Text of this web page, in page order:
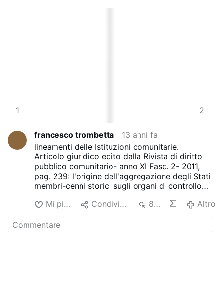
3 4
1 2
francesco trombetta
13 anni fa
lineamenti delle Istituzioni comunitarie.
Articolo giuridico edito dalla Rivista di diritto
pubblico comunitario- anno XI Fasc. 2- 2011,
pag. 239: l'origine dell'aggregazione degli Stati
membri-cenni storici sugli organi di controllo
Mi piace
Condividere 849 Altro